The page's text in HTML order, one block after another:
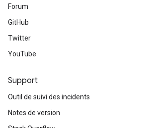
Forum
GitHub
Twitter
YouTube
Support
Outil de suivi des incidents
Notes de version